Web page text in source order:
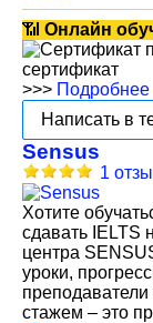
📶 Онлайн
сертификат
>>> Подробнее
Написать в
Sensus
1
Хотите
сдавать IELTS
центра
уроки,
стажем – это